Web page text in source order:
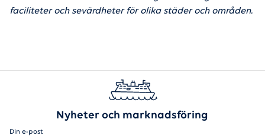
faciliteter och sevärdheter för olika städer och områden.
Nyheter och marknadsföring
Din e-post